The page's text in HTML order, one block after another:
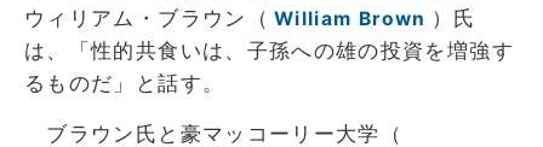
ウィリアム・ブラウン（ William Brown ）氏
は、「性的共食いは、子孫への雄の投資を増強す
るものだ」と話す。
ブラウン氏と豪マッコーリー大学（